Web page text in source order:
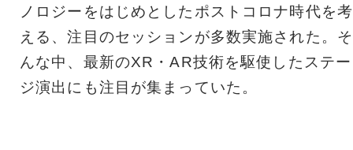
ノロジーをはじめとしたポストコロナ時代を考
える、注目のセッションが多数実施された。そ
んな中、最新のXR・AR技術を駆使したステー
ジ演出にも注目が集まっていた。